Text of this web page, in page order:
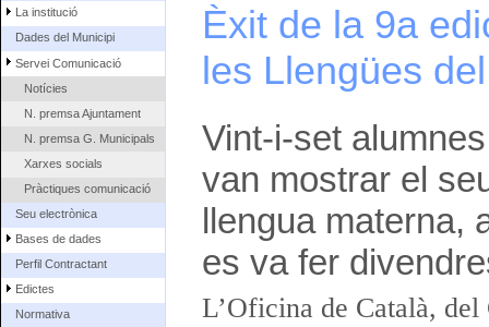
La institució
Dades del Municipi
Servei Comunicació
Notícies
N. premsa Ajuntament
N. premsa G. Municipals
Xarxes socials
Pràctiques comunicació
Seu electrònica
Bases de dades
Perfil Contractant
Edictes
Normativa
Èxit de la 9a
les Llengües
Vint-i-set
van mostrar el
llengua materna,
es va fer
L’Oficina de Català,